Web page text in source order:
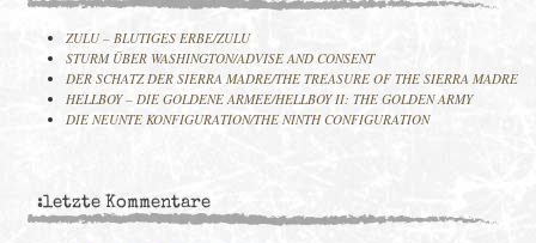
ZULU – BLUTIGES ERBE/ZULU
STURM ÜBER WASHINGTON/ADVISE AND CONSENT
DER SCHATZ DER SIERRA MADRE/THE TREASURE OF THE SIERRA MADRE
HELLBOY – DIE GOLDENE ARMEE/HELLBOY II: THE GOLDEN ARMY
DIE NEUNTE KONFIGURATION/THE NINTH CONFIGURATION
:letzte Kommentare